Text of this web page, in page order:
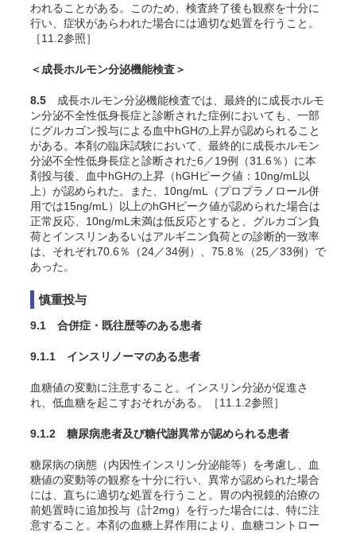
われることがある。このため、検査終了後も観察を十分に
行い、症状があらわれた場合には適切な処置を行うこと。
［11.2参照］
＜成長ホルモン分泌機能検査＞
8.5 成長ホルモン分泌機能検査では、最終的に成長ホルモ
ン分泌不全性低身長症と診断された症例においても、一部
にグルカゴン投与による血中hGHの上昇が認められること
がある。本剤の臨床試験において、最終的に成長ホルモン
分泌不全性低身長症と診断された6／19例（31.6％）に本
剤投与後、血中hGHの上昇（hGHピーク値：10ng/mL以
上）が認められた。また、10ng/mL（プロプラノロール併
用では15ng/mL）以上のhGHピーク値が認められた場合は
正常反応、10ng/mL未満は低反応とすると、グルカゴン負
荷とインスリンあるいはアルギニン負荷との診断的一致率
は、それぞれ70.6％（24／34例）、75.8％（25／33例）で
あった。
慎重投与
9.1 合併症・既往歴等のある患者
9.1.1 インスリノーマのある患者
血糖値の変動に注意すること。インスリン分泌が促進さ
れ、低血糖を起こすおそれがある。［11.1.2参照］
9.1.2 糖尿病患者及び糖代謝異常が認められる患者
糖尿病の病態（内因性インスリン分泌能等）を考慮し、血
糖値の変動等の観察を十分に行い、異常が認められた場合
には、直ちに適切な処置を行うこと。胃の内視鏡的治療の
前処置時に追加投与（計2mg）を行った場合には、特に注
意すること。本剤の血糖上昇作用により、血糖コントロー